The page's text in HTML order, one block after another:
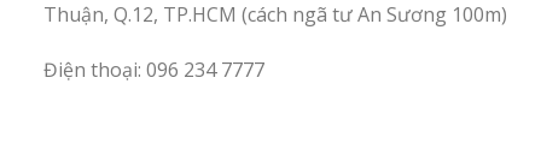
Thuận, Q.12, TP.HCM (cách ngã tư An Sương 100m)
Điện thoại: 096 234 7777